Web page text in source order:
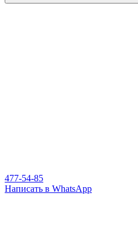
477-54-85
Написать в WhatsApp